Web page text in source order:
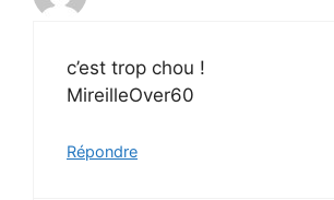
c’est trop chou !
MireilleOver60
Répondre